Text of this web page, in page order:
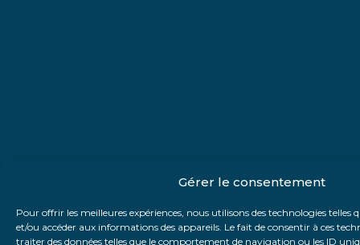
Gérer le consentement
Pour offrir les meilleures expériences, nous utilisons des technologies telles
et/ou accéder aux informations des appareils. Le fait de consentir à ces
traiter des données telles que le comportement de navigation ou les ID